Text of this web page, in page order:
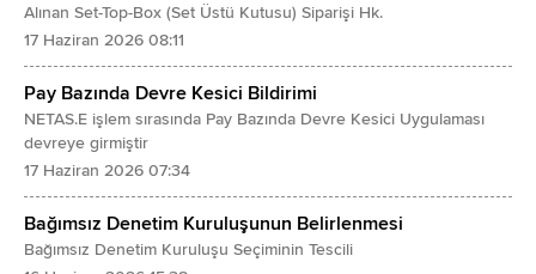
- Şerefiye
Peşin Ödenmiş Giderler
Ertelenmiş Vergi Varlığı
Diğer Duran Varlıklar
TOPLAM VARLIKLAR
K A Y N A K L A R
- Ertelenmiş Vergi Gideri (-)/Geliri
SÜRDÜRÜLEN FAALİYETLER DÖNEM KARI/ZARARI
DURDURULAN FAALİYETLER DÖNEM KARI/ZARARI
DÖNEM KARI/ZARARI
Dönem Karı/Zararının Dağılımı
- Ana Ortaklık Payları
Pay Başına Kazanç
Alınan Set-Top-Box (Set Üstü Kutusu) Siparişi Hk.
17 Haziran 2026 08:11
Pay Bazında Devre Kesici Bildirimi
NETAS.E işlem sırasında Pay Bazında Devre Kesici Uygulaması
devreye girmiştir
17 Haziran 2026 07:34
Bağımsız Denetim Kuruluşunun Belirlenmesi
Bağımsız Denetim Kuruluşu Seçiminin Tescili